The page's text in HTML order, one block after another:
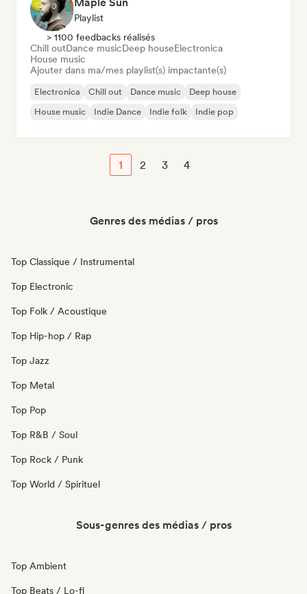
Playlist
> 1100 feedbacks réalisés
Chill outDance musicDeep houseElectronica
House music
Ajouter dans ma/mes playlist(s) impactante(s)
Electronica Chill out Dance music
Deep house
House music
Indie Dance Indie folk Indie pop
1 2 3 4
Genres des médias / pros
Top Classique / Instrumental
Top Electronic
Top Folk / Acoustique
Top Hip-hop / Rap
Top Jazz
Top Metal
Top Pop
Top R&B / Soul
Top Rock / Punk
Top World / Spirituel
Sous-genres des médias / pros
Top Ambient
Top Beats / Lo-fi